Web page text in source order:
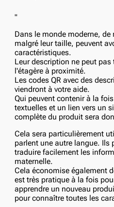
"
Dans le monde moderne,
malgré leur taille, peuvent
caractéristiques.
Leur description ne peut
l'étagère à proximité.
Les codes QR avec des
viendront à votre aide.
Qui peuvent contenir à la
textuelles et un lien vers un
complète du produit sera
Cela sera particulièrement
parlent une autre langue. Ils
traduire facilement les
maternelle.
Cela économise également
est très pratique à la fois
apprendre un nouveau
pour connaître toutes les